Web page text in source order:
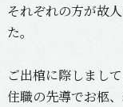
それぞれの方が故
た。
ご出棺に際しまし
住職の先導でお柩